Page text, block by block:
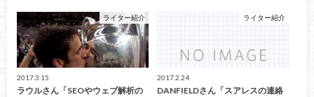
ライター紹介
2017.3.15
ラウルさん「SEOやウェブ解析の
ライター紹介
2017.2.24
DANFIELDさん「スアレスの連絡